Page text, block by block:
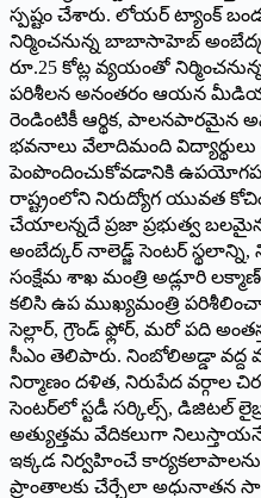
స్పష్టం చేశారు. లోయర్ ట్యాంక్
నిర్మించనున్న బాబాసాహెబ్
రూ.25 కోట్ల వ్యయంతో
పరిశీలన అనంతరం ఆయన
రెండింటికీ ఆర్థిక,
భవనాలు వేలాదిమంది
పెంపొందించుకోవడానికి
రాష్ట్రంలోని నిరుద్యోగ యువత
చేయాలన్నదే ప్రజా ప్రభుత్వ బలమైన
అంబేద్కర్ నాలెడ్జ్ సెంటర్
సంక్షేమ శాఖ మంత్రి అడ్లూరి
కలిసి ఉప ముఖ్యమంత్రి
సెల్లార్, గ్రౌండ్ ఫ్లోర్, మరో పది
సీఎం తెలిపారు. నింబోలిఅడ్డా
నిర్మాణం దళిత, నిరుపేద వర్గాల
సెంటర్‌లో స్టడీ సర్కిల్స్, డిజిటల్
అత్యుత్తమ వేదికలుగా
ఇక్కడ నిర్వహించే
ప్రాంతాలకు చేర్చేలా అధునాతన